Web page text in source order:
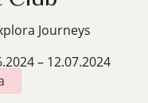
Journeys
– 12.07.2024